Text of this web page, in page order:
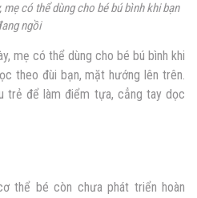
mẹ có thể dùng cho bé bú bình khi bạn
ngồi
mẹ có thể dùng cho bé bú bình khi
theo đùi bạn, mặt hướng lên trên.
trẻ để làm điểm tựa, cẳng tay dọc
thể bé còn chưa phát triển hoàn